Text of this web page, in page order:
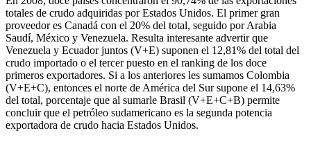
totales de crudo adquiridas por Estados Unidos. El primer gran
proveedor es Canadá con el 20% del total, seguido por Arabia
Saudí, México y Venezuela. Resulta interesante advertir que
Venezuela y Ecuador juntos (V+E) suponen el 12,81% del total del
crudo importado o el tercer puesto en el ranking de los doce
primeros exportadores. Si a los anteriores les sumamos Colombia
(V+E+C), entonces el norte de América del Sur supone el 14,63%
del total, porcentaje que al sumarle Brasil (V+E+C+B) permite
concluir que el petróleo sudamericano es la segunda potencia
exportadora de crudo hacia Estados Unidos.